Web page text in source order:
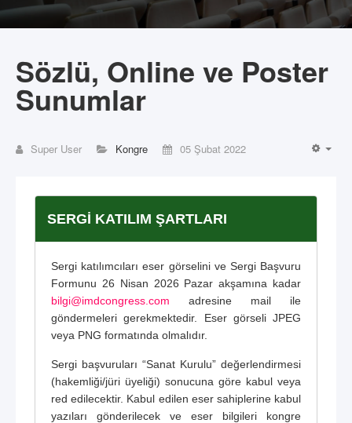
Sözlü, Online ve Poster
Sunumlar
Super User Kongre 05 Şubat 2022
SERGİ KATILIM ŞARTLARI
Sergi katılımcıları eser görselini ve Sergi Başvuru
Formunu 26 Nisan 2026 Pazar akşamına kadar
bilgi@imdcongress.com adresine mail ile
göndermeleri gerekmektedir. Eser görseli JPEG
veya PNG formatında olmalıdır.
Sergi başvuruları “Sanat Kurulu” değerlendirmesi
(hakemliği/jüri üyeliği) sonucuna göre kabul veya
red edilecektir. Kabul edilen eser sahiplerine kabul
yazıları gönderilecek ve eser bilgileri kongre